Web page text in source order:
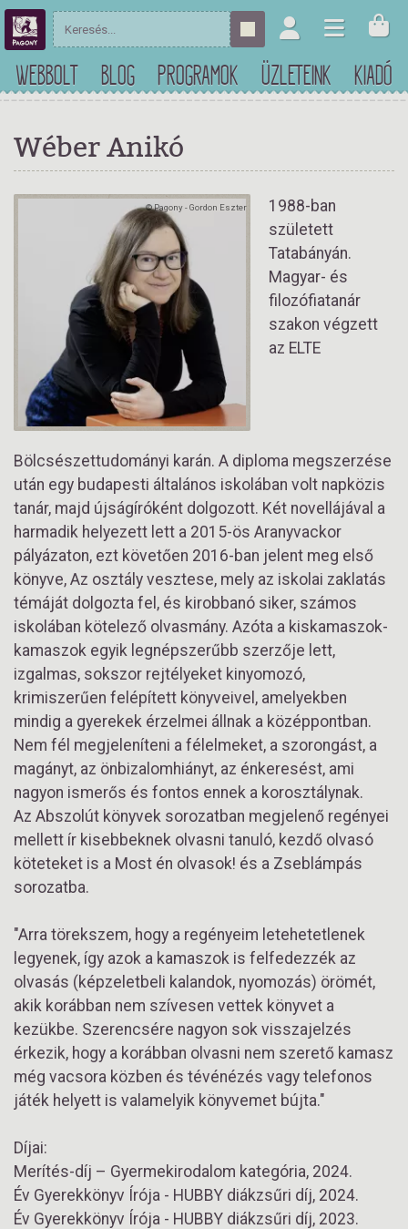
WEBBOLT BLOG PROGRAMOK ÜZLETEINK KIADÓ
Wéber Anikó
© Pagony - Gordon Eszter
1988-ban
született
Tatabányán.
Magyar- és
filozófiatanár
szakon végzett
az ELTE
Bölcsészettudományi karán. A diploma megszerzése
után egy budapesti általános iskolában volt napközis
tanár, majd újságíróként dolgozott. Két novellájával a
harmadik helyezett lett a 2015-ös Aranyvackor
pályázaton, ezt követően 2016-ban jelent meg első
könyve, Az osztály vesztese, mely az iskolai zaklatás
témáját dolgozta fel, és kirobbanó siker, számos
iskolában kötelező olvasmány. Azóta a kiskamaszok-
kamaszok egyik legnépszerűbb szerzője lett,
izgalmas, sokszor rejtélyeket kinyomozó,
krimiszerűen felépített könyveivel, amelyekben
mindig a gyerekek érzelmei állnak a középpontban.
Nem fél megjeleníteni a félelmeket, a szorongást, a
magányt, az önbizalomhiányt, az énkeresést, ami
nagyon ismerős és fontos ennek a korosztálynak.
Az Abszolút könyvek sorozatban megjelenő regényei
mellett ír kisebbeknek olvasni tanuló, kezdő olvasó
köteteket is a Most én olvasok! és a Zseblámpás
sorozatba.
"Arra törekszem, hogy a regényeim letehetetlenek
legyenek, így azok a kamaszok is felfedezzék az
olvasás (képzeletbeli kalandok, nyomozás) örömét,
akik korábban nem szívesen vettek könyvet a
kezükbe. Szerencsére nagyon sok visszajelzés
érkezik, hogy a korábban olvasni nem szerető kamasz
még vacsora közben és tévénézés vagy telefonos
játék helyett is valamelyik könyvemet bújta."
Díjai:
Merítés-díj – Gyermekirodalom kategória, 2024.
Év Gyerekkönyv Írója - HUBBY diákzsűri díj, 2024.
Év Gyerekkönyv Írója - HUBBY diákzsűri díj, 2023.